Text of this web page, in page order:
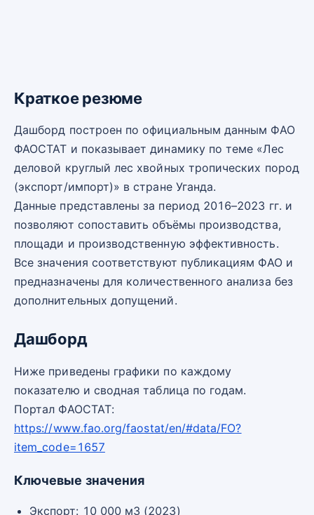
Краткое резюме
Дашборд построен по официальным данным ФАО
ФАОСТАТ и показывает динамику по теме «Лес
деловой круглый лес хвойных тропических пород
(экспорт/импорт)» в стране Уганда.
Данные представлены за период 2016–2023 гг. и
позволяют сопоставить объёмы производства,
площади и производственную эффективность.
Все значения соответствуют публикациям ФАО и
предназначены для количественного анализа без
дополнительных допущений.
Дашборд
Ниже приведены графики по каждому
показателю и сводная таблица по годам.
Портал ФАОСТАТ:
https://www.fao.org/faostat/en/#data/FO?
item_code=1657
Ключевые значения
Экспорт: 10 000 м3 (2023)